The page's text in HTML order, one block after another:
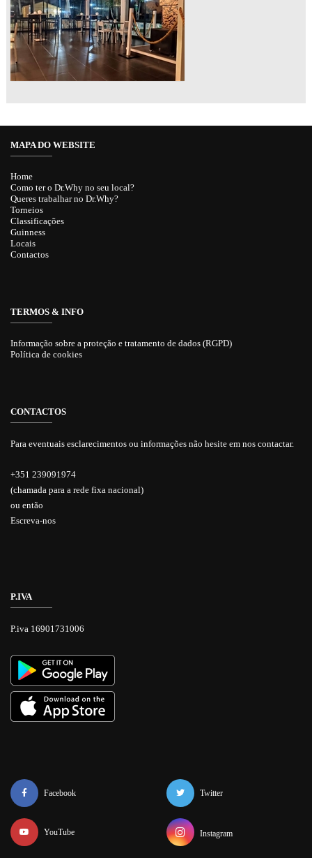
MAPA DO WEBSITE
Home
Como ter o Dr.Why no seu local?
Queres trabalhar no Dr.Why?
Torneios
Classificações
Guinness
Locais
Contactos
TERMOS & INFO
Informação sobre a proteção e tratamento de dados (RGPD)
Política de cookies
CONTACTOS
Para eventuais esclarecimentos ou informações não hesite em nos contactar.
+351 239091974
(chamada para a rede fixa nacional)
ou então
Escreva-nos
P.IVA
P.iva 16901731006
Facebook
YouTube
Twitter
Instagram